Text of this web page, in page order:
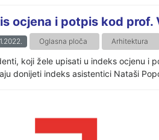
ocjena i potpis kod prof.
Oglasna ploča Arhitektura
koji žele upisati u indeks ocjenu i
donijeti indeks asistentici Nataši